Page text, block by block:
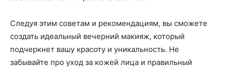
Следуя этим советам и рекомендациям, вы сможете
создать идеальный вечерний макияж, который
подчеркнет вашу красоту и уникальность. Не
забывайте про уход за кожей лица и правильный